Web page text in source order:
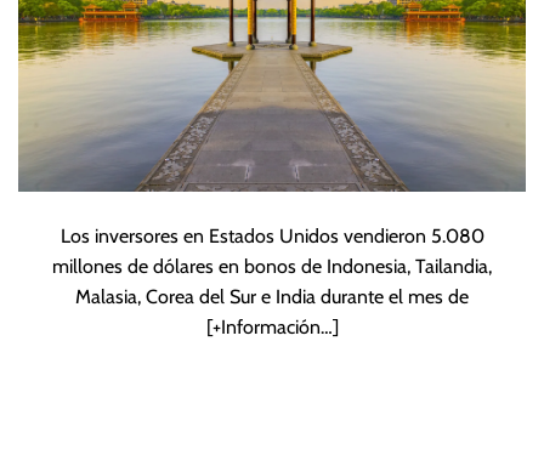
Los inversores en Estados Unidos vendieron 5.080
millones de dólares en bonos de Indonesia, Tailandia,
Malasia, Corea del Sur e India durante el mes de
[+Información…]